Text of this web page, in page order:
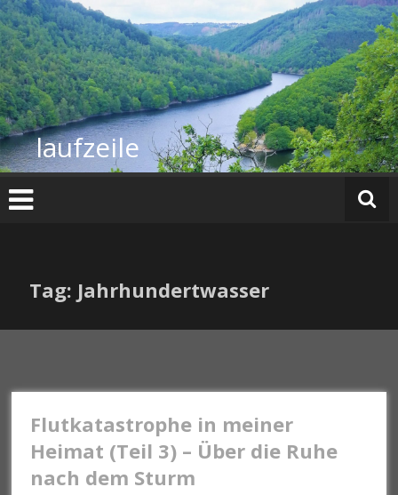
Zum
Inhalt
springen
laufzeile
Tag: Jahrhundertwasser
Flutkatastrophe in meiner
Heimat (Teil 3) – Über die Ruhe
nach dem Sturm